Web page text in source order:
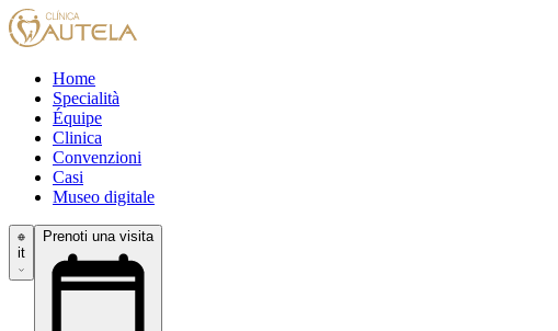
Home
Specialità
Équipe
Clinica
Convenzioni
Casi
Museo digitale
it
Prenoti una visita